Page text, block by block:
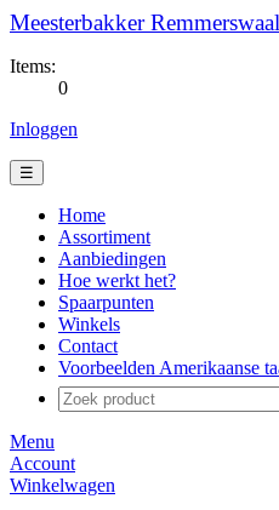
Meesterbakker
Items:
0
Inloggen
☰
Home
Assortiment
Aanbiedingen
Hoe werkt het?
Spaarpunten
Winkels
Contact
Voorbeelden Amerikaanse
Menu
Account
Winkelwagen